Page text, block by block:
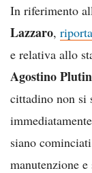
In riferimento
Lazzaro,
e relativa allo
Agostino
cittadino non si
siano
manutenzione